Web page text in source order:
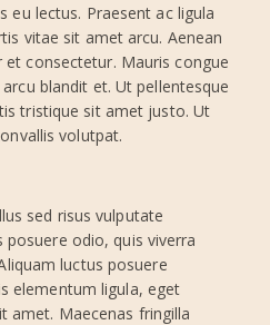
eu lectus. Praesent ac ligula
vitae sit amet arcu. Aenean
consectetur. Mauris congue
blandit et. Ut pellentesque
tristique sit amet justo. Ut
volutpat.
sed risus vulputate
posuere odio, quis viverra
luctus posuere
elementum ligula, eget
amet. Maecenas fringilla